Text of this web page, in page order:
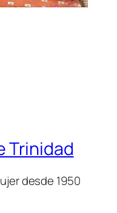
Trinidad
desde 1950